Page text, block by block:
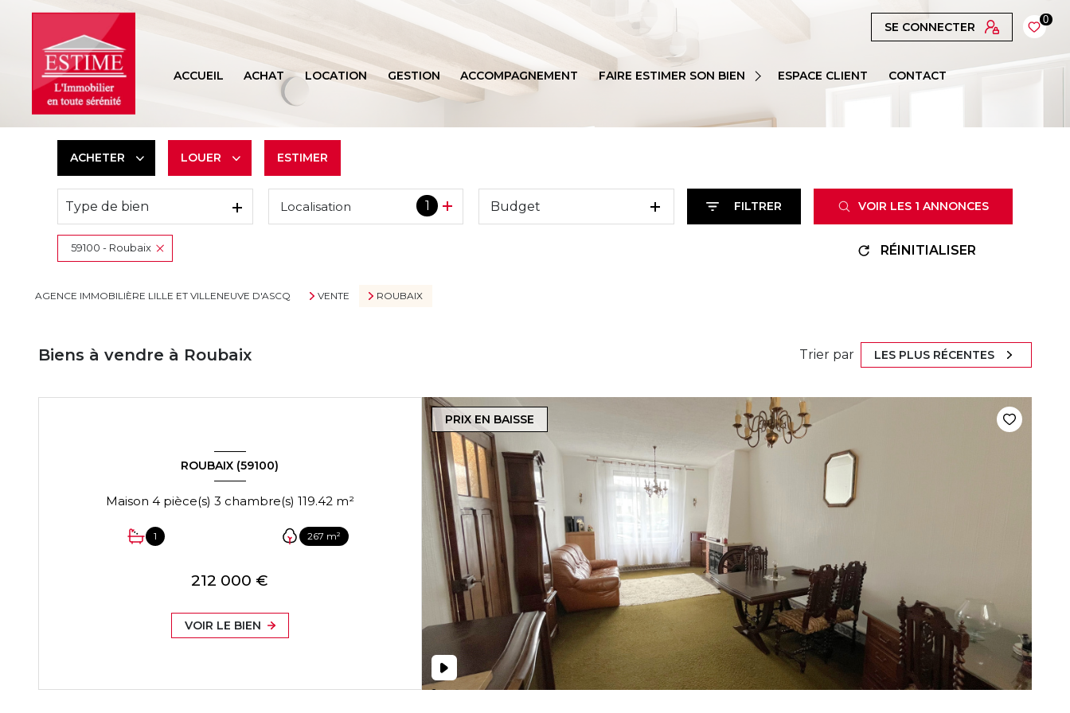
SE CONNECTER
0
ACCUEIL ACHAT LOCATION GESTION ACCOMPAGNEMENT
FAIRE ESTIMER SON BIEN
ESPACE CLIENT CONTACT
ACHETER
De l'ancien
LOUER
à l'année
ESTIMER
Type de bien 1
Localisation Budget FILTRER VOIR LES 1 ANNONCES
59100 - Roubaix RÉINITIALISER
AGENCE IMMOBILIÈRE LILLE ET VILLENEUVE D'ASCQ VENTE ROUBAIX
Biens à vendre à Roubaix Trier par LES PLUS RÉCENTES
PRIX EN BAISSE
ROUBAIX (59100)
Maison 4 pièce(s) 3 chambre(s) 119.42 m²
1 267 m²
212 000 €
VOIR LE BIEN